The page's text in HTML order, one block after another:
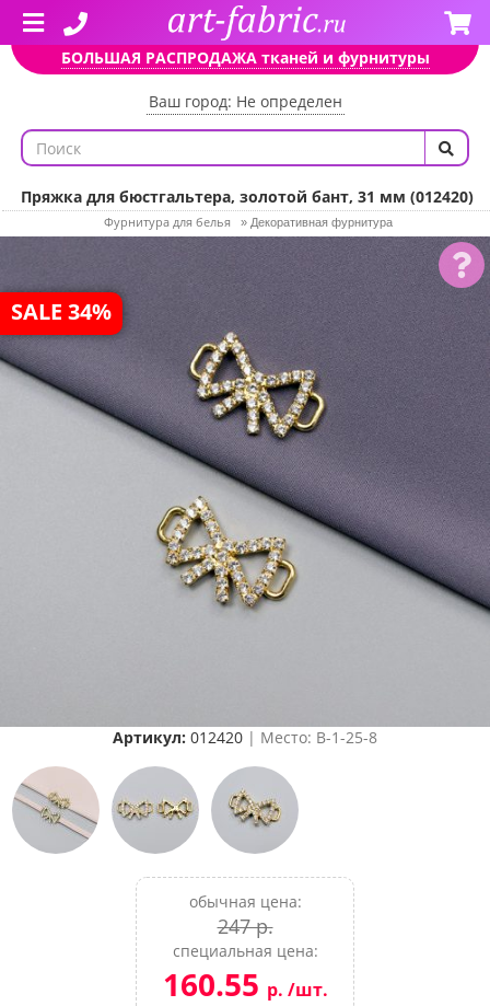
БОЛЬШАЯ РАСПРОДАЖА тканей и фурнитуры
Ваш город: Не определен
Пряжка для бюстгальтера, золотой бант, 31 мм (012420)
Фурнитура для белья » Декоративная фурнитура
SALE 34%
Артикул: 012420 | Место: B-1-25-8
обычная цена:
247 р.
специальная цена:
160.55 р. /шт.